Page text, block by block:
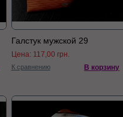
Галстук мужской 29
Цена: 117,00 грн.
К сравнению В корзину